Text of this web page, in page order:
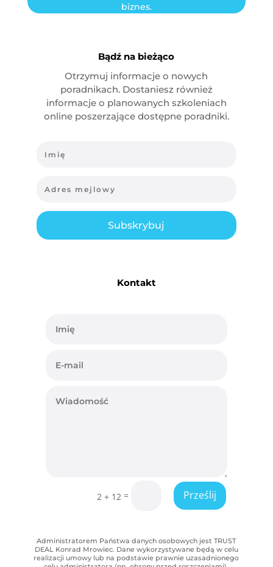
biznes.
Bądź na bieżąco
Otrzymuj informacje o nowych
poradnikach. Dostaniesz również
informacje o planowanych szkoleniach
online poszerzające dostępne poradniki.
Subskrybuj
Kontakt
2 + 12 = Prześlij
Administratorem Państwa danych osobowych jest TRUST
DEAL Konrad Mrowiec. Dane wykorzystywane będą w celu
realizacji umowy lub na podstawie prawnie uzasadnionego